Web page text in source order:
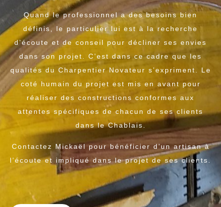
Quand le professionnel a des besoins bien
définis, le particulier lui est à la recherche
d’écoute et de conseil pour décliner ses envies
dans son projet. C’est dans ce cadre que les
qualités du Charpentier Novateur s’expriment. Le
coté humain du projet est mis en avant pour
réaliser des constructions conformes aux
attentes spécifiques de chacun de ses clients
dans le Chablais.
Contactez Mickaël pour bénéficier d’un artisan à
l’écoute et impliqué dans le projet de ses clients.